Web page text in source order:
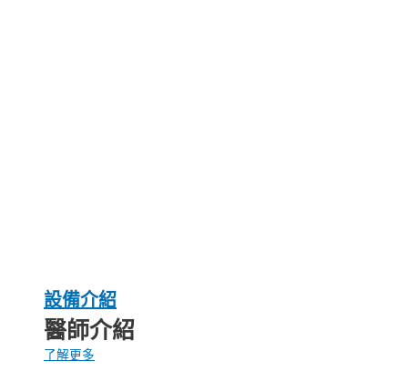
設備介紹
醫師介紹
了解更多